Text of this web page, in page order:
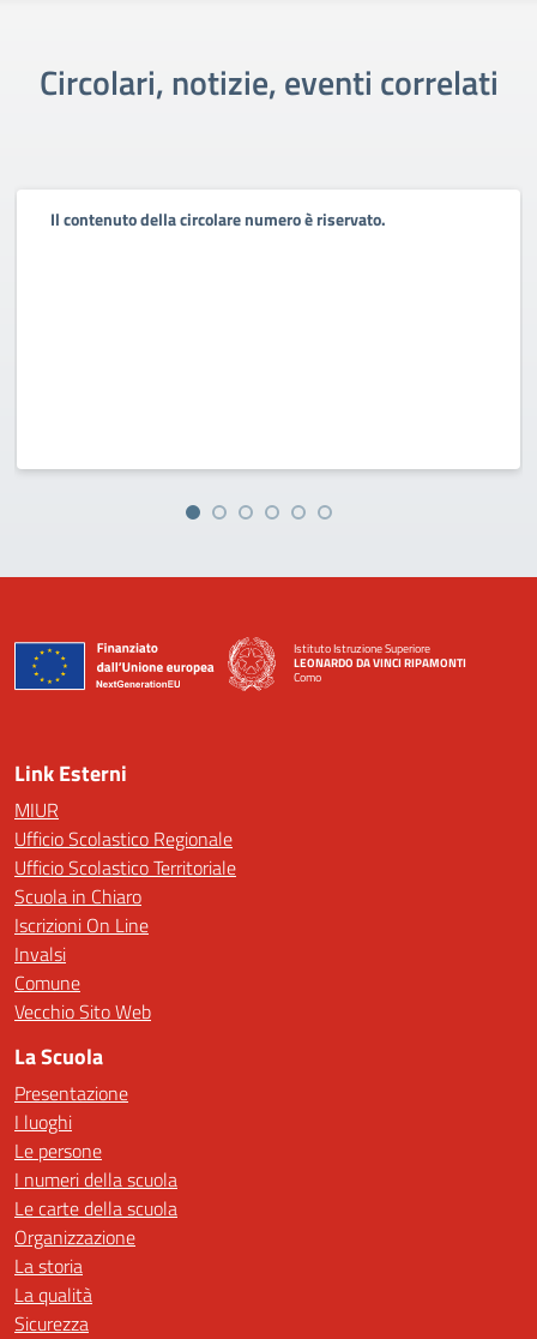
Circolari, notizie, eventi correlati
Il contenuto della circolare numero è riservato.
Istituto Istruzione Superiore
LEONARDO DA VINCI RIPAMONTI
Como
Link Esterni
MIUR
Ufficio Scolastico Regionale
Ufficio Scolastico Territoriale
Scuola in Chiaro
Iscrizioni On Line
Invalsi
Comune
Vecchio Sito Web
La Scuola
Presentazione
I luoghi
Le persone
I numeri della scuola
Le carte della scuola
Organizzazione
La storia
La qualità
Sicurezza